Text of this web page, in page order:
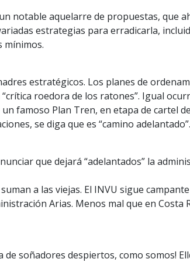
notable aquelarre de propuestas, que
estrategias para erradicarla,
mínimos.
estratégicos. Los planes de
roedora de los ratones”. Igual
famoso Plan Tren, en etapa de cartel de
se diga que es “camino adelantado”.
que dejará “adelantados” la
a las viejas. El INVU sigue
Arias. Menos mal que en Costa
soñadores despiertos, como somos!